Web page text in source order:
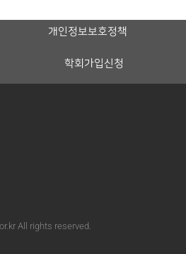
개인정보보호정책
학회가입신청
All rights reserved.